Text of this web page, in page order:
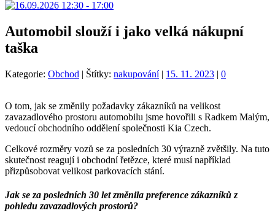
Automobil slouží i jako velká nákupní
taška
Kategorie: Obchod | Štítky: nakupování | 15. 11. 2023 | 0
O tom, jak se změnily požadavky zákazníků na velikost
zavazadlového prostoru automobilu jsme hovořili s Radkem Malým,
vedoucí obchodního oddělení společnosti Kia Czech.
Celkové rozměry vozů se za posledních 30 výrazně zvětšily. Na tuto
skutečnost reagují i obchodní řetězce, které musí například
přizpůsobovat velikost parkovacích stání.
Jak se za posledních 30 let změnila preference zákazníků z
pohledu zavazadlových prostorů?